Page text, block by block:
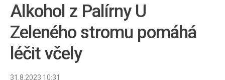
Alkohol z Palírny U
Zeleného stromu pomáhá
léčit včely
31.8.2023 10:31